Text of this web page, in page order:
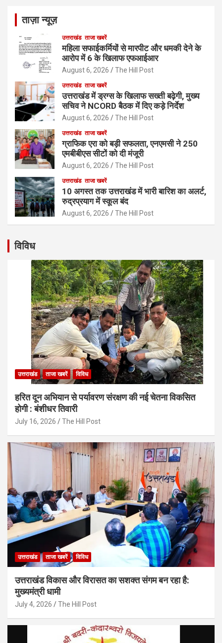
ताज़ा न्यूज़
उत्तराखंड ताजा खबरें
महिला सफाईकर्मियों से मारपीट और धमकी देने के
आरोप में 6 के खिलाफ एफआईआर
August 6, 2026 The Hill Post
उत्तराखंड ताजा खबरें
उत्तराखंड में ड्रग्स के खिलाफ सख्ती बढ़ेगी, मुख्य
सचिव ने NCORD बैठक में दिए कड़े निर्देश
August 6, 2026 The Hill Post
उत्तराखंड ताजा खबरें
ग्राफिक एरा को बड़ी सफलता, एनएमसी ने 250
एमबीबीएस सीटों को दी मंजूरी
August 6, 2026 The Hill Post
उत्तराखंड ताजा खबरें
10 अगस्त तक उत्तराखंड में भारी बारिश का अलर्ट,
रुद्रप्रयाग में स्कूल बंद
August 6, 2026 The Hill Post
विविध
उत्तराखंड ताजा खबरें विविध
हरित दून अभियान से पर्यावरण संरक्षण की नई चेतना विकसित
होगी : बंशीधर तिवारी
July 16, 2026 The Hill Post
उत्तराखंड ताजा खबरें विविध
उत्तराखंड विकास और विरासत का सशक्त संगम बन रहा है:
मुख्यमंत्री धामी
July 4, 2026 The Hill Post